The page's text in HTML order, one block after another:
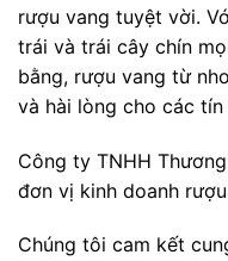
rượu vang tuyệt vời.
trái và trái cây chín
bằng, rượu vang từ
và hài lòng cho các
Công ty TNHH
đơn vị kinh doanh
Chúng tôi cam kết